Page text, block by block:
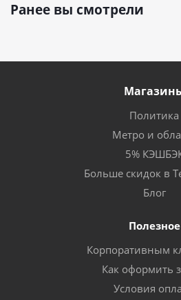
Ранее вы смотрели
Политика
Метро и
5%
Больше скидок в
Блог
Полезное
Корпоративным
Как оформить
Условия